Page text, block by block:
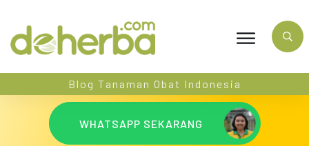
Blog Tanaman Obat Indonesia
WHATSAPP SEKARANG